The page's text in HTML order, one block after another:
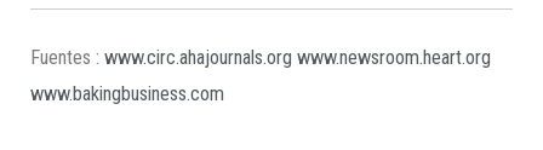
Fuentes : www.circ.ahajournals.org www.newsroom.heart.org
www.bakingbusiness.com